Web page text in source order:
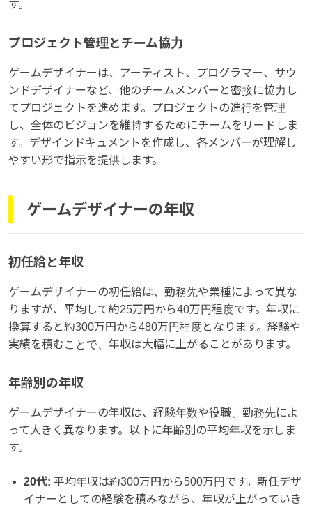
す。
プロジェクト管理とチーム協力
ゲームデザイナーは、アーティスト、プログラマー、サウ
ンドデザイナーなど、他のチームメンバーと密接に協力し
てプロジェクトを進めます。プロジェクトの進行を管理
し、全体のビジョンを維持するためにチームをリードしま
す。デザインドキュメントを作成し、各メンバーが理解し
やすい形で指示を提供します。
ゲームデザイナーの年収
初任給と年収
ゲームデザイナーの初任給は、勤務先や業種によって異な
りますが、平均して約25万円から40万円程度です。年収に
換算すると約300万円から480万円程度となります。経験や
実績を積むことで、年収は大幅に上がることがあります。
年齢別の年収
ゲームデザイナーの年収は、経験年数や役職、勤務先によ
って大きく異なります。以下に年齢別の平均年収を示しま
す。
20代: 平均年収は約300万円から500万円です。新任デザ
イナーとしての経験を積みながら、年収が上がっていき